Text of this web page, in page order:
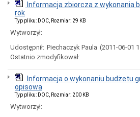
Interpretacje
Burmistrza
naborze
pracowników
obwieszczenia,
informacje
innych
instytucji
Uchwała
Informacja zbiorcza z wykonania
rok
Typ pliku: DOC, Rozmiar: 29 KB
Wytworzył:
Udostępnił: Piechaczyk Paula (2011-06-01
Ostatnio zmodyfikował:
Informacja o wykonaniu budżetu
opisowa
Typ pliku: DOC, Rozmiar: 200 KB
Wytworzył: